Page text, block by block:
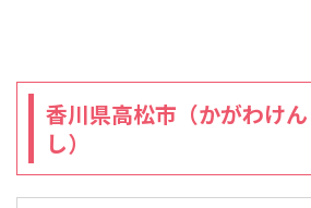
香川県高松市（かがわけ
し）